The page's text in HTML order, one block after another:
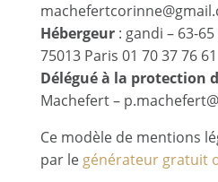
Hébergeur : gandi – 63-
75013 Paris 01 70 37 76 61
Délégué à la protection
Machefert –
Ce modèle de mentions
par le générateur gratuit